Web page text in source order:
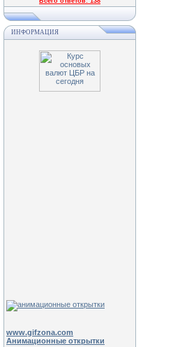
ИНФОРМАЦИЯ
www.gifzona.com
Анимационные открытки